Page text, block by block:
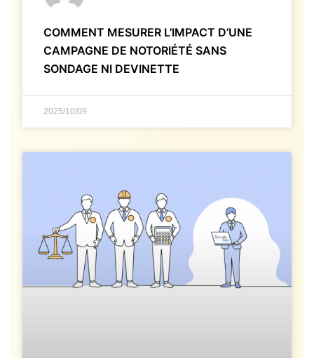
COMMENT MESURER L’IMPACT D’UNE
CAMPAGNE DE NOTORIÉTÉ SANS
SONDAGE NI DEVINETTE
2025/10/09